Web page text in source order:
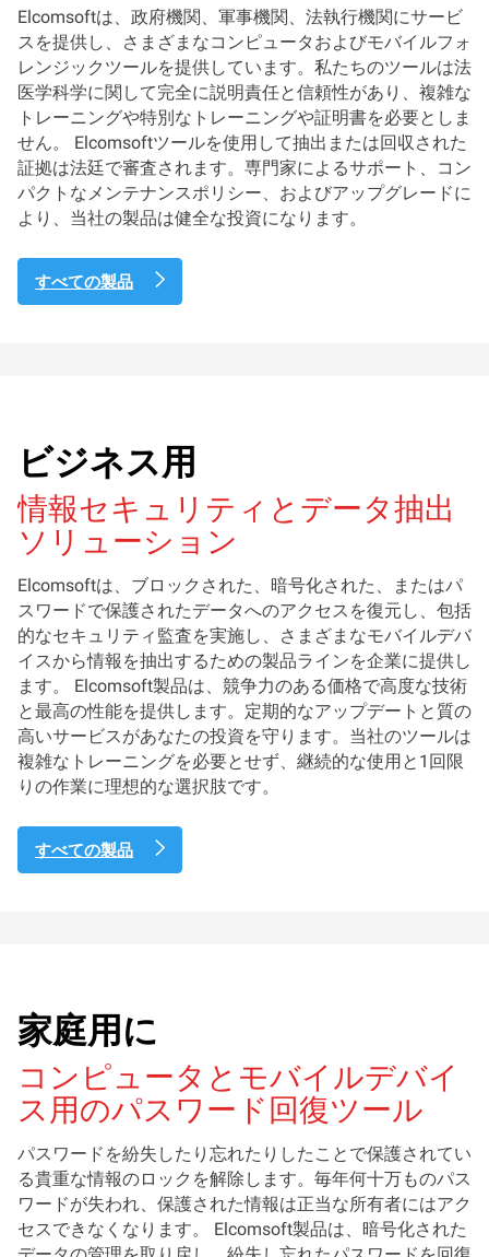
Elcomsoftは、政府機関、軍事機関、法執行機関にサービ
スを提供し、さまざまなコンピュータおよびモバイルフォ
レンジックツールを提供しています。私たちのツールは法
医学科学に関して完全に説明責任と信頼性があり、複雑な
トレーニングや特別なトレーニングや証明書を必要としま
せん。 Elcomsoftツールを使用して抽出または回収された
証拠は法廷で審査されます。専門家によるサポート、コン
パクトなメンテナンスポリシー、およびアップグレードに
より、当社の製品は健全な投資になります。
すべての製品
ビジネス用
情報セキュリティとデータ抽出
ソリューション
Elcomsoftは、ブロックされた、暗号化された、またはパ
スワードで保護されたデータへのアクセスを復元し、包括
的なセキュリティ監査を実施し、さまざまなモバイルデバ
イスから情報を抽出するための製品ラインを企業に提供し
ます。 Elcomsoft製品は、競争力のある価格で高度な技術
と最高の性能を提供します。定期的なアップデートと質の
高いサービスがあなたの投資を守ります。当社のツールは
複雑なトレーニングを必要とせず、継続的な使用と1回限
りの作業に理想的な選択肢です。
すべての製品
家庭用に
コンピュータとモバイルデバイ
ス用のパスワード回復ツール
パスワードを紛失したり忘れたりしたことで保護されてい
る貴重な情報のロックを解除します。毎年何十万ものパス
ワードが失われ、保護された情報は正当な所有者にはアク
セスできなくなります。 Elcomsoft製品は、暗号化された